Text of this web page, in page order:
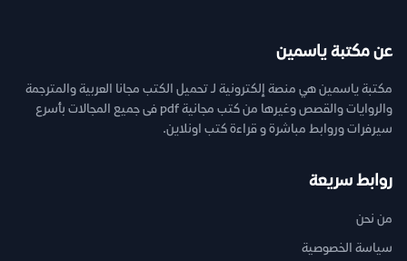
عن مكتبة ياسمين
مكتبة ياسمين هي منصة إلكترونية لـ تحميل الكتب مجانا العربية والمترجمة
والروايات والقصص وغيرها من كتب مجانية pdf فى جميع المجالات بأسرع
سيرفرات وروابط مباشرة و قراءة كتب اونلاين.
روابط سريعة
من نحن
سياسة الخصوصية